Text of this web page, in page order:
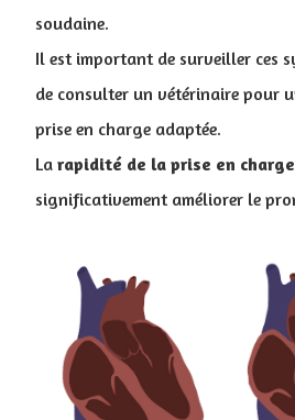
soudaine.
Il est important de surveiller ces
de consulter un vétérinaire pour
prise en charge adaptée.
La rapidité de la prise en charge
significativement améliorer le